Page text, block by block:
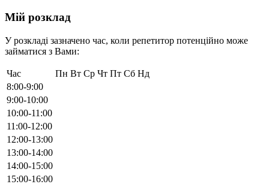
Мій розклад
У розкладі зазначено час, коли репетитор потенційно може
займатися з Вами:
Час Пн Вт Ср Чт Пт Сб Нд
8:00-9:00
9:00-10:00
10:00-11:00
11:00-12:00
12:00-13:00
13:00-14:00
14:00-15:00
15:00-16:00